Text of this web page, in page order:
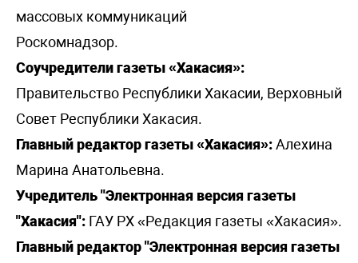
массовых коммуникаций
Роскомнадзор.
Соучредители газеты «Хакасия»:
Правительство Республики Хакасии, Верховный
Совет Республики Хакасия.
Главный редактор газеты «Хакасия»:Алехина
Марина Анатольевна.
Учредитель "Электронная версия газеты
"Хакасия": ГАУ РХ «Редакция газеты «Хакасия».
Главный редактор "Электронная версия газеты